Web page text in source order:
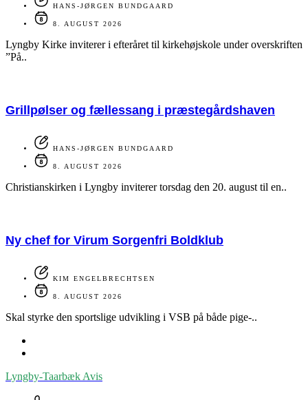
HANS-JØRGEN BUNDGAARD
8. AUGUST 2026
Lyngby Kirke inviterer i efteråret til kirkehøjskole under overskriften
”På..
Grillpølser og fællessang i præstegårdshaven
HANS-JØRGEN BUNDGAARD
8. AUGUST 2026
Christianskirken i Lyngby inviterer torsdag den 20. august til en..
Ny chef for Virum Sorgenfri Boldklub
KIM ENGELBRECHTSEN
8. AUGUST 2026
Skal styrke den sportslige udvikling i VSB på både pige-..
Lyngby-Taarbæk Avis